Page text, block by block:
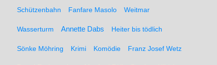
Schützenbahn Fanfare Masolo Weitmar
Wasserturm Annette Dabs Heiter bis tödlich
Sönke Möhring Krimi Komödie Franz Josef Wetz